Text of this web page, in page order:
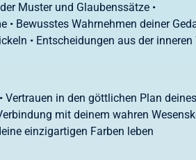
Muster und Glaubenssätze •
Bewusstes Wahrnehmen deiner
• Entscheidungen aus der
in den göttlichen Plan
mit deinem wahren
einzigartigen Farben leben